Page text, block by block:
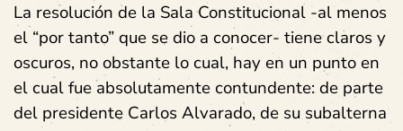
La resolución de la Sala Constitucional -al menos
el “por tanto” que se dio a conocer- tiene claros y
oscuros, no obstante lo cual, hay en un punto en
el cual fue absolutamente contundente: de parte
del presidente Carlos Alvarado, de su subalterna